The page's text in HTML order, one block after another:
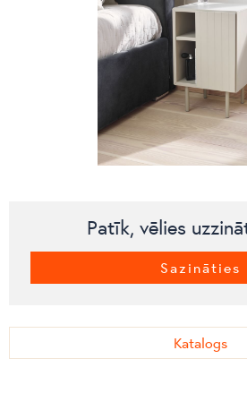
Patīk, vēlies
Sazināties
Katalogs